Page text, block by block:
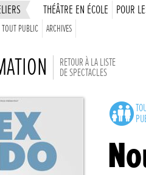
TOUT PUBLIC ARCHIVES
THÉÂTRE EN ÉCOLE POUR
RETOUR À LA LISTE
DE SPECTACLES